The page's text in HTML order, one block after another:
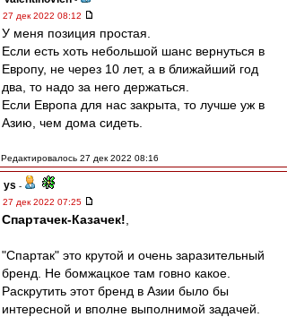
27 дек 2022 08:12
У меня позиция простая.
Если есть хоть небольшой шанс вернуться в
Европу, не через 10 лет, а в ближайший год
два, то надо за него держаться.
Если Европа для нас закрыта, то лучше уж в
Азию, чем дома сидеть.
Редактировалось 27 дек 2022 08:16
ys -
27 дек 2022 07:25
Спартачек-Казачек!
"Спартак" это крутой и очень заразительный
бренд. Не бомжацкое там говно какое.
Раскрутить этот бренд в Азии было бы
интересной и вполне выполнимой задачей.